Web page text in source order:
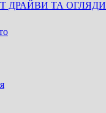
ДРАЙВИ ТА ОГЛЯДИ